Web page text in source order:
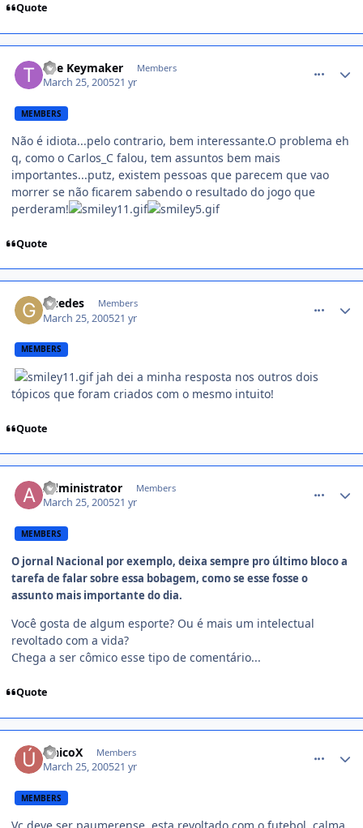
Quote
The Keymaker Members
March 25, 200521 yr
MEMBERS
Não é idiota...pelo contrario, bem interessante.O problema eh
q, como o Carlos_C falou, tem assuntos bem mais
importantes...putz, existem pessoas que parecem que vao
morrer se não ficarem sabendo o resultado do jogo que
perderam!
Quote
Guedes Members
March 25, 200521 yr
MEMBERS
jah dei a minha resposta nos outros dois
tópicos que foram criados com o mesmo intuito!
Quote
Administrator Members
March 25, 200521 yr
MEMBERS
O jornal Nacional por exemplo, deixa sempre pro último bloco a
tarefa de falar sobre essa bobagem, como se esse fosse o
assunto mais importante do dia.
Você gosta de algum esporte? Ou é mais um intelectual
revoltado com a vida?
Chega a ser cômico esse tipo de comentário...
Quote
ÚnicoX Members
March 25, 200521 yr
MEMBERS